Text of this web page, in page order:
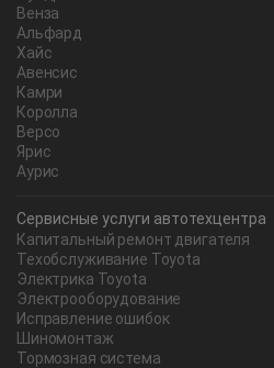
Венза
Альфард
Хайс
Авенсис
Камри
Королла
Версо
Ярис
Аурис
Сервисные услуги автотехцентра
Капитальный ремонт двигателя
Техобслуживание Toyota
Электрика Toyota
Электрооборудование
Исправление ошибок
Шиномонтаж
Тормозная система